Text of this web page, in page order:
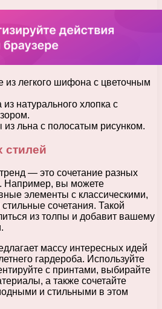
из легкого шифона с цветочным
натурального хлопка с
льна с полосатым рисунком.
стилей
— это сочетание разных
Например, вы можете
элементы с классическими,
сочетания. Такой
из толпы и добавит вашему
массу интересных идей
гардероба. Используйте
с принтами, выбирайте
а также сочетайте
и стильными в этом